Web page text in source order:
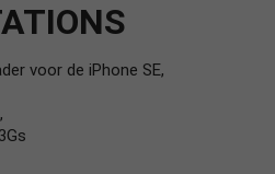
voor de iPhone SE,